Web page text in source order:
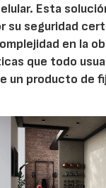
Esta
su seguridad
en la
que todo
un producto de